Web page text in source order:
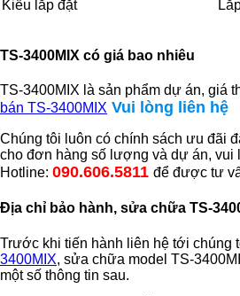
Kiểu lắp đặt
TS-3400MIX có giá bao nhiêu
TS-3400MIX là sản phẩm dự án, giá
bán TS-3400MIX Vui lòng liên hệ
Chúng tôi luôn có chính sách ưu đãi
cho đơn hàng số lượng và dự án, vui
Hotline: 090.606.5811 để được tư
Địa chỉ bảo hành, sửa chữa TS-
Trước khi tiến hành liên hệ tới chúng
3400MIX, sửa chữa model TS-
một số thông tin sau.